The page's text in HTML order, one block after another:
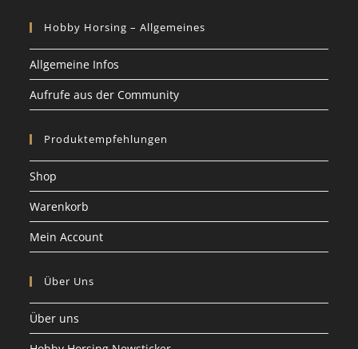
Hobby Horsing – Allgemeines
Allgemeine Infos
Aufrufe aus der Community
Produktempfehlungen
Shop
Warenkorb
Mein Account
Über Uns
Über uns